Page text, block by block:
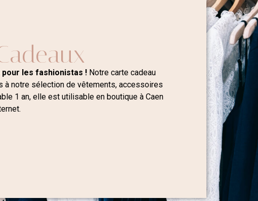
les fashionistas !Notre carte cadeau
à notre sélection de vêtements, accessoires
1 an, elle est utilisable en boutique à Caen